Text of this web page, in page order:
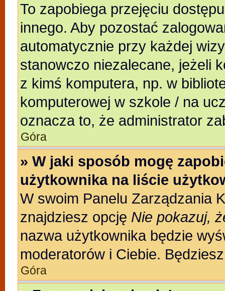
To zapobiega przejęciu
innego. Aby pozostać
automatycznie przy każdej
stanowczo niezalecane, jeżeli
z kimś komputera, np. w
komputerowej w szkole / na
oznacza to, że administrator
Góra
» W jaki sposób mogę
użytkownika na liście
W swoim Panelu Zarządzania
znajdziesz opcję Nie pokazuj,
nazwa użytkownika będzie
moderatorów i Ciebie.
Góra